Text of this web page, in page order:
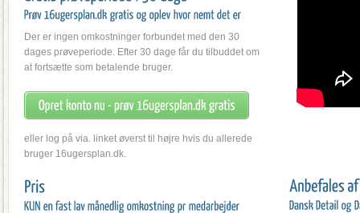
Der er ingen omkostninger forbundet med den 30
dages prøveperiode. Efter 30 dage får du tilbuddet om
at fortsætte som betalende bruger.
eller log på via. linket øverst til højre hvis du allerede
bruger 16ugersplan.dk.